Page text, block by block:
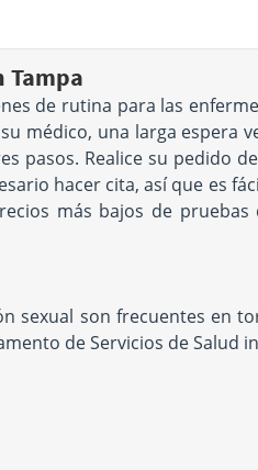
Tampa
de rutina para las
médico, una larga espera
pasos. Realice su pedido
hacer cita, así que es
más bajos de
sexual son frecuentes en
de Servicios de Salud